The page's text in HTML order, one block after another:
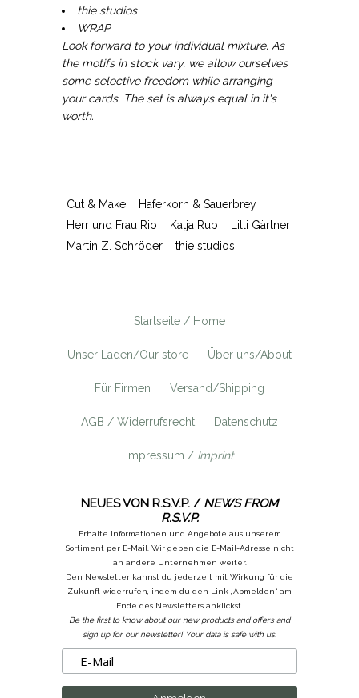
thie studios
WRAP
Look forward to your individual mixture. As
the motifs in stock vary, we allow ourselves
some selective freedom while arranging
your cards. The set is always equal in it's
worth.
Cut & Make
Haferkorn & Sauerbrey
Herr und Frau Rio
Katja Rub
Lilli Gärtner
Martin Z. Schröder
thie studios
Startseite / Home
Unser Laden/Our store Über uns/About
Für Firmen Versand/Shipping
AGB / Widerrufsrecht Datenschutz
Impressum / Imprint
NEUES VON R.S.V.P. / NEWS FROM
R.S.V.P.
Erhalte Informationen und Angebote aus unserem
Sortiment per E-Mail. Wir geben die E-Mail-Adresse nicht
an andere Unternehmen weiter.
Den Newsletter kannst du jederzeit mit Wirkung für die
Zukunft widerrufen, indem du den Link „Abmelden“ am
Ende des Newsletters anklickst.
Be the first to know about our new products and offers and
sign up for our newsletter! Your data is safe with us.